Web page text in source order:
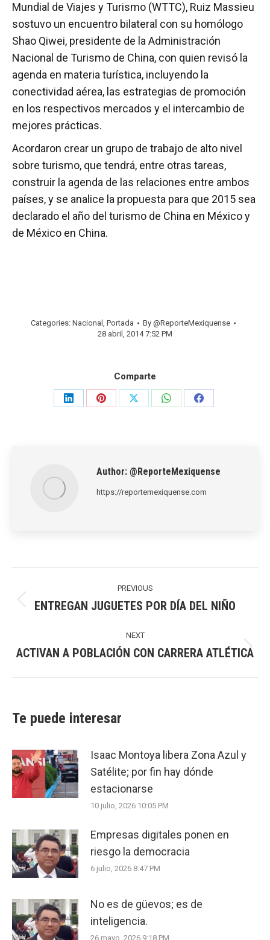
Mundial de Viajes y Turismo (WTTC), Ruiz Massieu
sostuvo un encuentro bilateral con su homólogo
‎Shao Qiwei, presidente de la Administración
Nacional de Turismo de China, con quien revisó la
agenda en materia turística, incluyendo la
conectividad aérea, las estrategias de promoción
en los respectivos mercados y el intercambio de
mejores prácticas.
Acordaron crear un grupo de trabajo de alto nivel
sobre turismo, que tendrá, entre otras tareas,
construir la agenda de las relaciones entre ambos
países, y se analice la propuesta para que 2015 sea
declarado el año del turismo de China en México y
de México en China.
Categories: Nacional , Portada By @ReporteMexiquense
28 abril, 2014 7:52 PM
Comparte
Share
Share
Share
Share
Share
Author: @ReporteMexiquense
https://reportemexiquense.com
navigation
PREVIOUS
Previous
ENTREGAN JUGUETES POR DÍA DEL NIÑO
NEXT
Next
ACTIVAN A POBLACIÓN CON CARRERA ATLÉTICA
Te puede interesar
Isaac Montoya libera Zona Azul y
Satélite; por fin hay dónde
estacionarse
10 julio, 2026 10:05 PM
Empresas digitales ponen en
riesgo la democracia
6 julio, 2026 8:47 PM
No es de güevos; es de
inteligencia.
26 mayo, 2026 9:18 PM